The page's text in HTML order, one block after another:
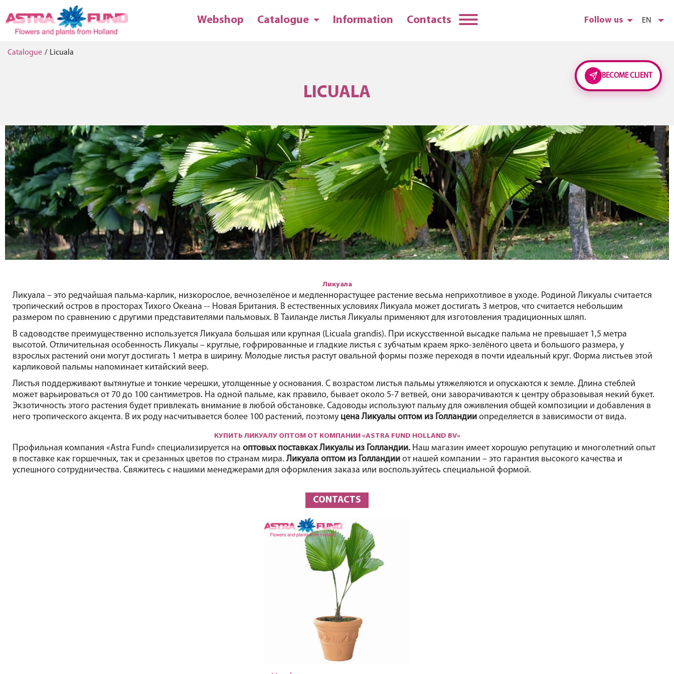
Follow us EN
Webshop Catalogue Information Contacts
Catalogue / Licuala
LICUALA
Ликуала
Ликуала – это редчайшая пальма-карлик, низкорослое, вечнозелёное и медленнорастущее растение весьма неприхотливое в уходе. Родиной Ликуалы считается
тропический остров в просторах Тихого Океана -- Новая Британия. В естественных условиях Ликуала может достигать 3 метров, что считается небольшим
размером по сравнению с другими представителями пальмовых. В Таиланде листья Ликуалы применяют для изготовления традиционных шляп.
В садоводстве преимущественно используется Ликуала большая или крупная (Licuala grandis). При искусственной высадке пальма не превышает 1,5 метра
высотой. Отличительная особенность Ликуалы – круглые, гофрированные и гладкие листья с зубчатым краем ярко-зелёного цвета и большого размера, у
взрослых растений они могут достигать 1 метра в ширину. Молодые листья растут овальной формы позже переходя в почти идеальный круг. Форма листьев этой
карликовой пальмы напоминает китайский веер.
Листья поддерживают вытянутые и тонкие черешки, утолщенные у основания. С возрастом листья пальмы утяжеляются и опускаются к земле. Длина стеблей
может варьироваться от 70 до 100 сантиметров. На одной пальме, как правило, бывает около 5-7 ветвей, они заворачиваются к центру образовывая некий букет.
Экзотичность этого растения будет привлекать внимание в любой обстановке. Садоводы используют пальму для оживления общей композиции и добавления в
него тропического акцента. В их роду насчитывается более 100 растений, поэтому цена Ликуалы оптом из Голландии определяется в зависимости от вида.
КУПИТЬ ЛИКУАЛУ ОПТОМ ОТ КОМПАНИИ «ASTRA FUND HOLLAND BV»
Профильная компания «Astra Fund» специализируется на оптовых поставках Ликуалы из Голландии. Наш магазин имеет хорошую репутацию и многолетний опыт
в поставке как горшечных, так и срезанных цветов по странам мира. Ликуала оптом из Голландии от нашей компании – это гарантия высокого качества и
успешного сотрудничества. Свяжитесь с нашими менеджерами для оформления заказа или воспользуйтесь специальной формой.
CONTACTS
BECOME CLIENT